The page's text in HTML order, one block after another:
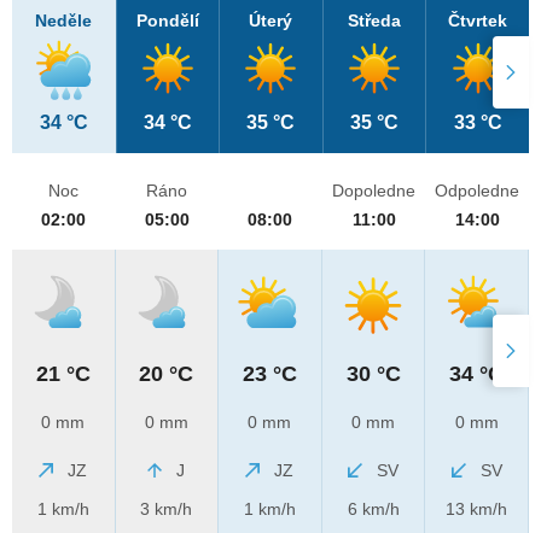
Neděle
34 °C
Pondělí
34 °C
Úterý
35 °C
Středa
35 °C
Čtvrtek
33 °C
Noc
02:00
21 °C
0 mm
JZ
1 km/h
Ráno
05:00
20 °C
0 mm
J
3 km/h
08:00
23 °C
0 mm
JZ
1 km/h
Dopoledne
11:00
30 °C
0 mm
SV
6 km/h
Odpoledne
14:00
34 °C
0 mm
SV
13 km/h